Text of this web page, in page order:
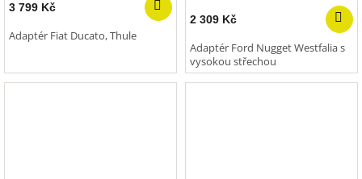
3 799 Kč
Adaptér Fiat Ducato, Thule
2 309 Kč
Adaptér Ford Nugget Westfalia s
vysokou střechou